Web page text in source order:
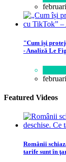
"Cum își
- Analiză Le
Featured Videos
Românii
tarife sunt în